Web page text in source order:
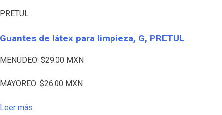
PRETUL
Guantes de látex para limpieza, G, PRETUL
MENUDEO: $29.00 MXN
MAYOREO: $26.00 MXN
Leer más